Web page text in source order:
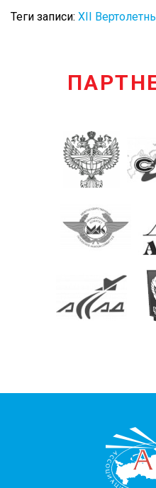
Теги записи: XII